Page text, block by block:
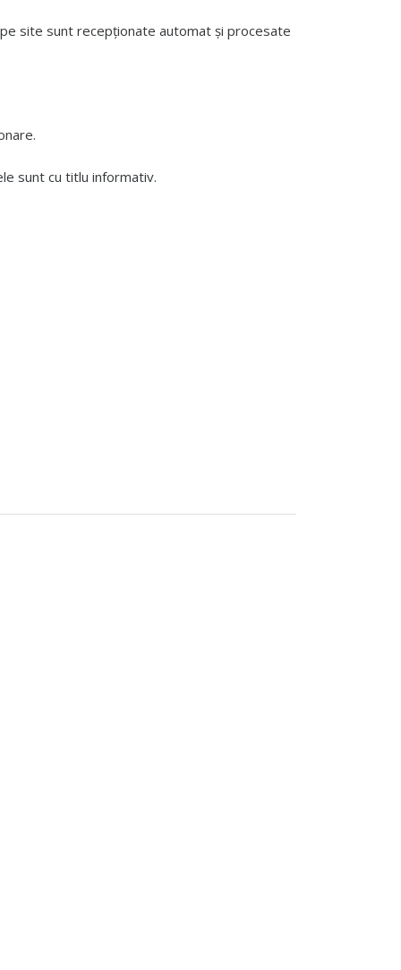
site sunt recepționate automat și procesate
sunt cu titlu informativ.